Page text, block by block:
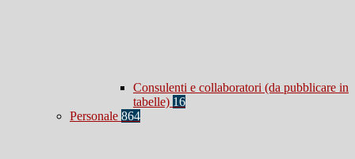
Consulenti e collaboratori (da pubblicare in
tabelle) 16
Personale 864